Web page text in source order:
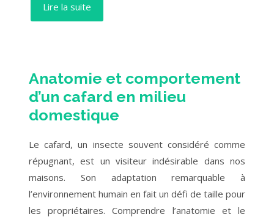
Lire la suite
Anatomie et comportement
d’un cafard en milieu
domestique
Le cafard, un insecte souvent considéré comme
répugnant, est un visiteur indésirable dans nos
maisons. Son adaptation remarquable à
l’environnement humain en fait un défi de taille pour
les propriétaires. Comprendre l’anatomie et le